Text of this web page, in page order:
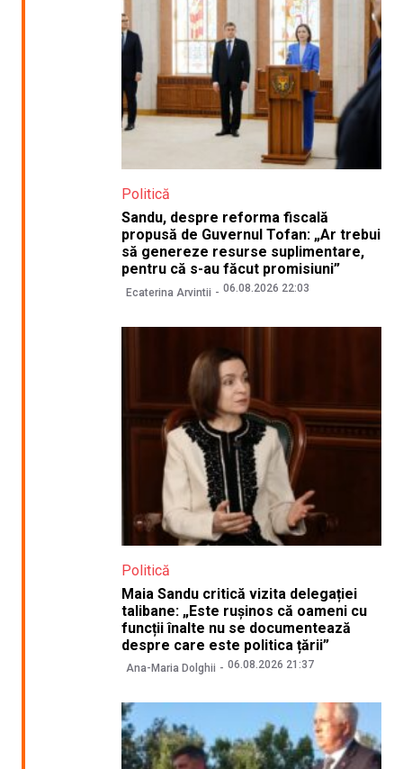
Politică
Sandu, despre reforma fiscală
propusă de Guvernul Tofan: „Ar trebui
să genereze resurse suplimentare,
pentru că s-au făcut promisiuni”
Ecaterina Arvintii 06.08.2026 22:03
Politică
Maia Sandu critică vizita delegației
talibane: „Este rușinos că oameni cu
funcții înalte nu se documentează
despre care este politica țării”
Ana-Maria Dolghii 06.08.2026 21:37